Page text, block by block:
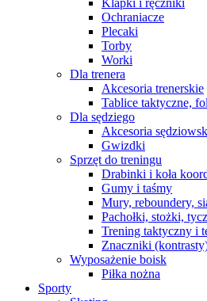
Klapki i ręczniki
Ochraniacze
Plecaki
Torby
Worki
Dla trenera
Akcesoria trenerskie
Tablice taktyczne,
Dla sędziego
Akcesoria
Gwizdki
Sprzęt do treningu
Drabinki i koła
Gumy i taśmy
Mury, reboundery,
Pachołki, stożki,
Trening taktyczny i
Znaczniki
Wyposażenie boisk
Piłka nożna
Sporty